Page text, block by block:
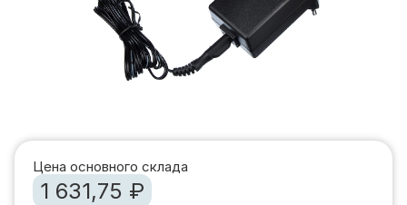
Цена основного склада
1 631,75 ₽